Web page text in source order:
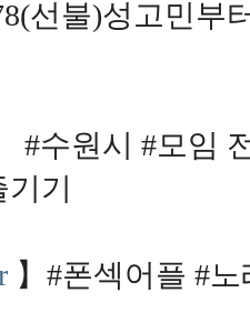
선불)성고민부
#수원시 #모임
기
】#폰섹어플 #